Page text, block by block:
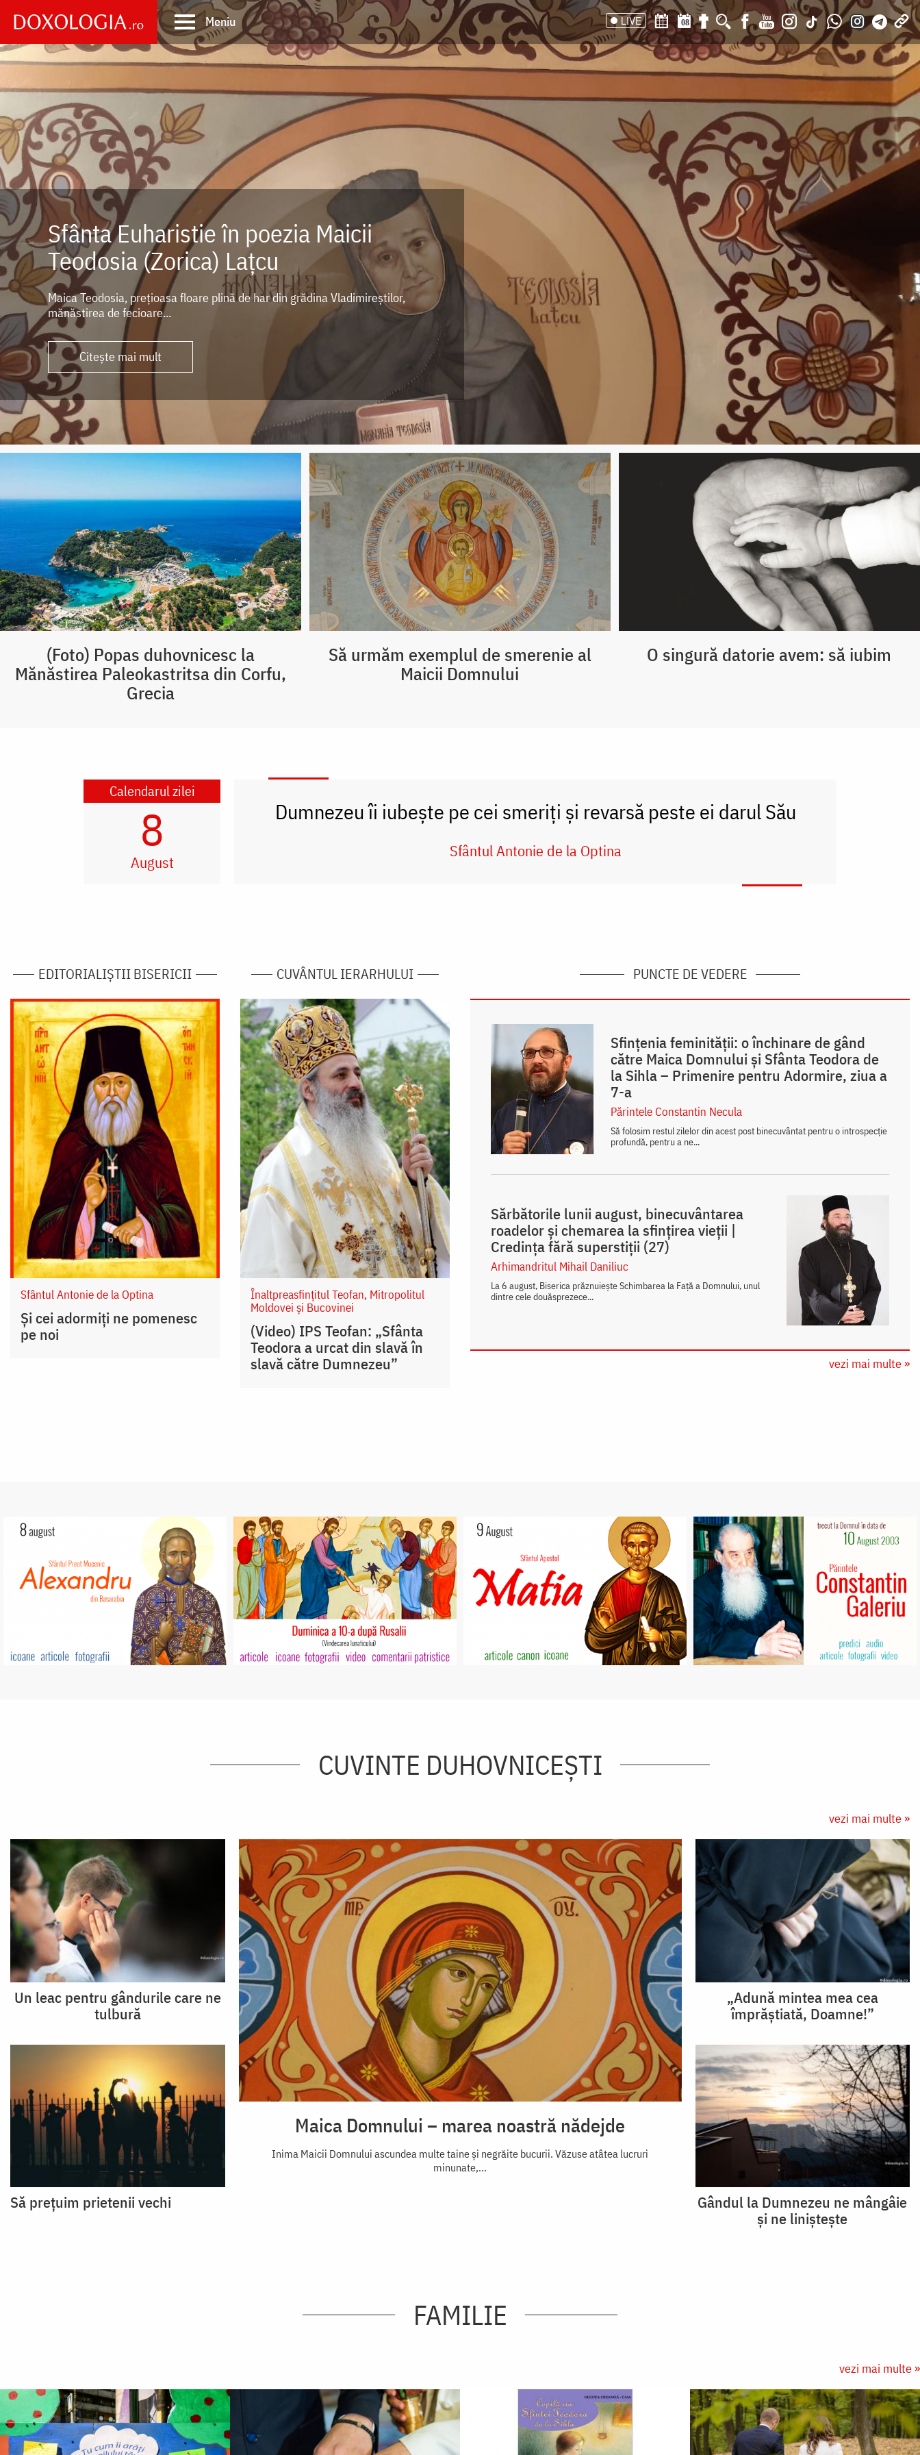
main
content
Meniu LIVE 08
Main
navigation
Sfânta Euharistie în poezia Maicii
Teodosia (Zorica) Lațcu
Maica Teodosia, prețioasa floare plină de har din grădina Vladimireștilor,
mănăstirea de fecioare...
Citește mai mult
(Foto) Popas duhovnicesc la
Mănăstirea Paleokastritsa din Corfu,
Grecia
Să urmăm exemplul de smerenie al
Maicii Domnului
O singură datorie avem: să iubim
Calendarul zilei
8
August
Dumnezeu îi iubește pe cei smeriți și revarsă peste ei darul Său
Sfântul Antonie de la Optina
EDITORIALIȘTII BISERICII
Sfântul Antonie de la Optina
Și cei adormiți ne pomenesc
pe noi
CUVÂNTUL IERARHULUI
Înaltpreasfințitul Teofan, Mitropolitul
Moldovei și Bucovinei
(Video) IPS Teofan: „Sfânta
Teodora a urcat din slavă în
slavă către Dumnezeu”
PUNCTE DE VEDERE
Sfințenia feminității: o închinare de gând
către Maica Domnului și Sfânta Teodora de
la Sihla – Primenire pentru Adormire, ziua a
7-a
Părintele Constantin Necula
Să folosim restul zilelor din acest post binecuvântat pentru o introspecție
profundă, pentru a ne...
Sărbătorile lunii august, binecuvântarea
roadelor și chemarea la sfințirea vieții |
Credința fără superstiții (27)
Arhimandritul Mihail Daniliuc
La 6 august, Biserica prăznuiește Schimbarea la Față a Domnului, unul
dintre cele douăsprezece...
vezi mai multe »
CUVINTE DUHOVNICEȘTI
vezi mai multe »
Maica Domnului – marea noastră nădejde
Inima Maicii Domnului ascundea multe taine și negrăite bucurii. Văzuse atâtea lucruri
minunate,...
Un leac pentru gândurile care ne
tulbură
Să prețuim prietenii vechi
„Adună mintea mea cea
împrăștiată, Doamne!”
Gândul la Dumnezeu ne mângâie
și ne liniștește
FAMILIE
vezi mai multe »